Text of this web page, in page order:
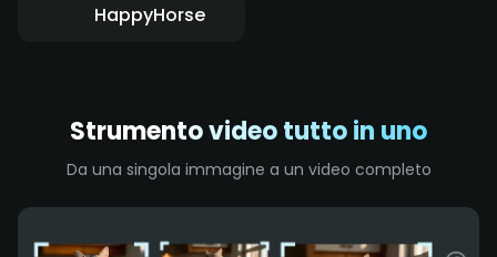
HappyHorse
Strumento video tutto in uno
Da una singola immagine a un video completo